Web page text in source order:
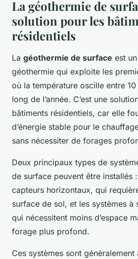
La géothermie de
solution pour les
résidentiels
La géothermie de surface est
géothermie qui exploite les
où la température oscille entre 10
long de l’année. C’est une
bâtiments résidentiels, car elle
d’énergie stable pour le
sans nécessiter de forages
Deux principaux types de
de surface peuvent être installés
capteurs horizontaux, qui
surface de sol, et les systèmes à
qui nécessitent moins d’espace
forage plus profond.
Ces systèmes sont généralement